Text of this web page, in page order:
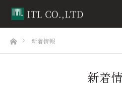
ホーム新着情報
新着